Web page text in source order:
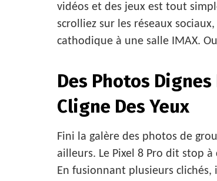
vidéos et des jeux est tout
scrolliez sur les réseaux
cathodique à une salle IMAX.
Des Photos Dignes
Cligne Des Yeux
Fini la galère des photos de
ailleurs. Le Pixel 8 Pro dit stop
En fusionnant plusieurs